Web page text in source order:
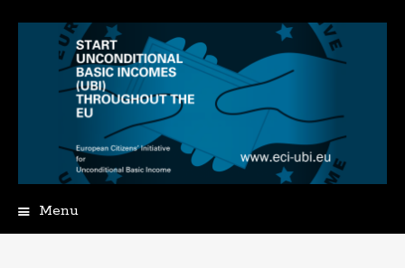
Menu